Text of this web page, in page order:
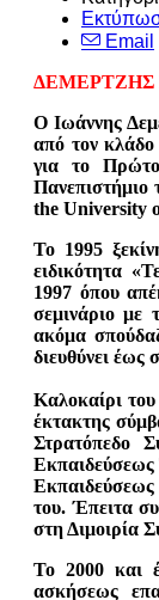
Email
ΔΕΜΕΡΤΖΗΣ
Ο Ιωάννης
από τον κλάδο
για το
the University
Το 1995
ειδικότητα
1997 όπου
σεμινάριο
ακόμα
διευθύνει έως
Καλοκαίρι
έκτακτης
Στρατόπεδο
Εκπαιδεύσεως
του. Έπειτα
στη Διμοιρία
Το 2000 και
ασκήσεως